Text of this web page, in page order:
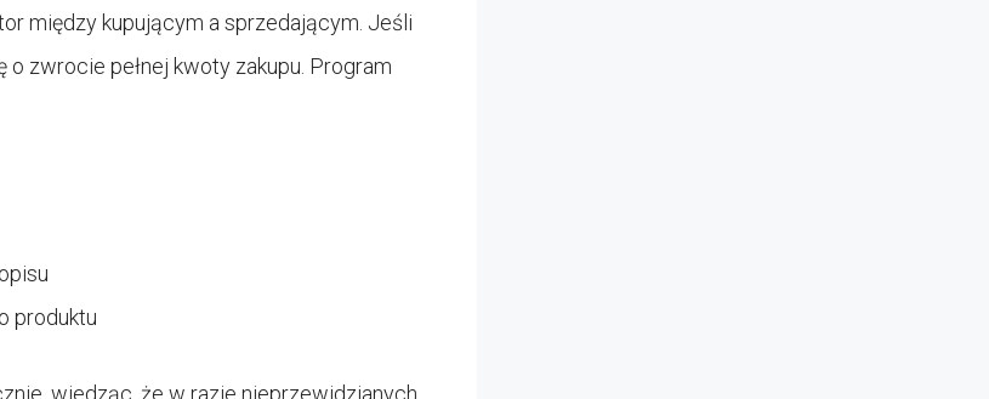
między kupującym a sprzedającym. Jeśli
zwrocie pełnej kwoty zakupu. Program
produktu
wiedząc, że w razie nieprzewidzianych